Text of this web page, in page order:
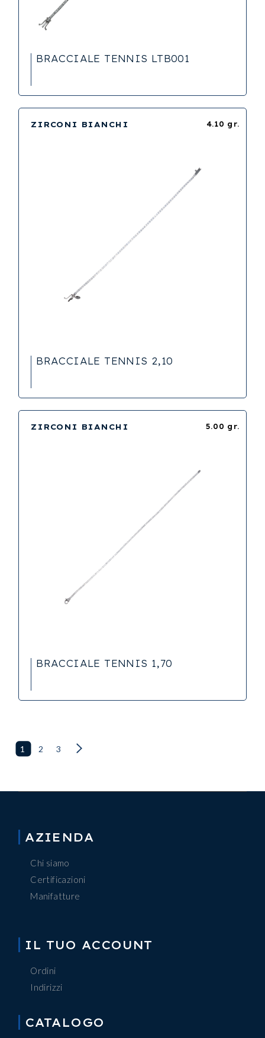
BRACCIALE TENNIS LTB001
4.10 gr.
ZIRCONI BIANCHI
BRACCIALE TENNIS 2,10
5.00 gr.
ZIRCONI BIANCHI
BRACCIALE TENNIS 1,70
1 2 3
AZIENDA
Chi siamo
Certificazioni
Manifatture
IL TUO ACCOUNT
Ordini
Indirizzi
CATALOGO